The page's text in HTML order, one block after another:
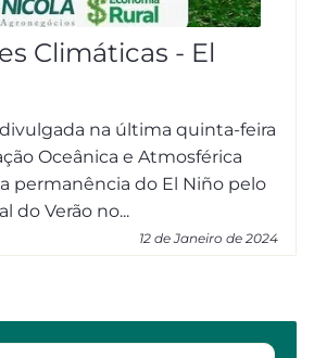
Climáticas - El
na última quinta-feira
Oceânica e Atmosférica
permanência do El Niño pelo
do Verão no...
12 de Janeiro de 2024